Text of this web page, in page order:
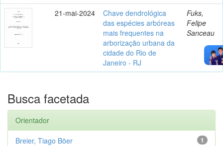
21-mai-2024
Chave dendrológica
das espécies arbóreas
mais frequentes na
arborização urbana da
cidade do Rio de
Janeiro - RJ
Fuks,
Felipe
Sanceau
Busca facetada
Orientador
1
Breier, Tiago Böer